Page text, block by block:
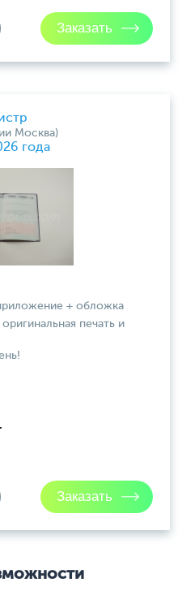
Москва)
года
+ обложка
печать и